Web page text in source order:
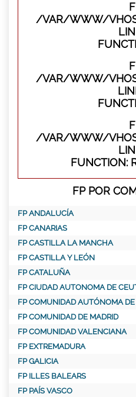
/VAR/WWW/
/VAR/WWW/
/VAR/WWW/
FUNCTION:
FP POR
FP ANDALUCÍA
FP CANARIAS
FP CASTILLA LA MANCHA
FP CASTILLA Y LEÓN
FP CATALUÑA
FP CIUDAD AUTONOMA DE
FP COMUNIDAD AUTÓNOMA
FP COMUNIDAD DE MADRID
FP COMUNIDAD VALENCIANA
FP EXTREMADURA
FP GALICIA
FP ILLES BALEARS
FP PAÍS VASCO